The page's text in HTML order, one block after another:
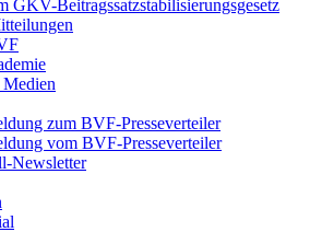
GKV-Beitragssatzstabilisierungsgesetz
zum BVF-Presseverteiler
vom BVF-Presseverteiler
Newsletter